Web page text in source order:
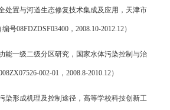
处置与河道生态修复技术集成及应用 ， 天津市
编号08FDZDSF03400， 2008.10-2012.12）
能一级二级分区研究，国家水体污染控制与治
002-01 ， 2008.8-2010.12）
染形成机理及控制途径， 高等学校科技创新工